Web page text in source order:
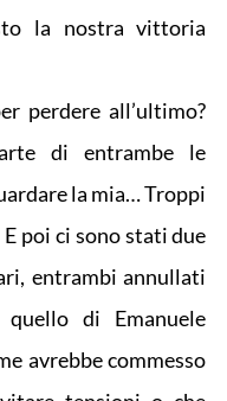
la nostra vittoria
perdere all’ultimo?
di entrambe le
la mia… Troppi
poi ci sono stati due
entrambi annullati
di Emanuele
avrebbe commesso